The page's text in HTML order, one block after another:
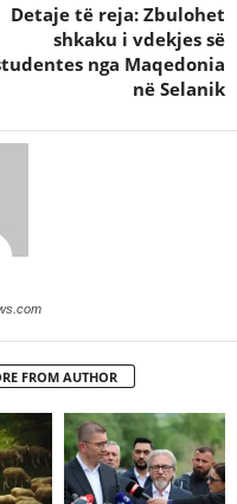
Detaje të reja: Zbulohet
shkaku i vdekjes së
nga Maqedonia
në Selanik
FROM AUTHOR